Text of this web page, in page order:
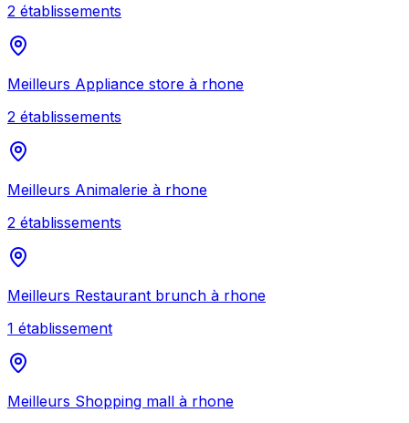
2 établissements
Meilleurs Appliance store à rhone
2 établissements
Meilleurs Animalerie à rhone
2 établissements
Meilleurs Restaurant brunch à rhone
1 établissement
Meilleurs Shopping mall à rhone